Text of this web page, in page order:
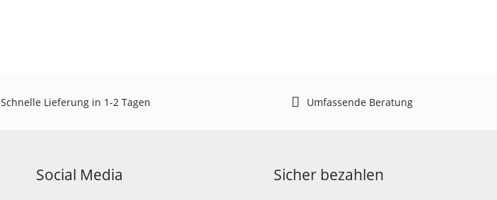
Schnelle Lieferung in 1-2 Tagen Umfassende Beratung
Social Media Sicher bezahlen